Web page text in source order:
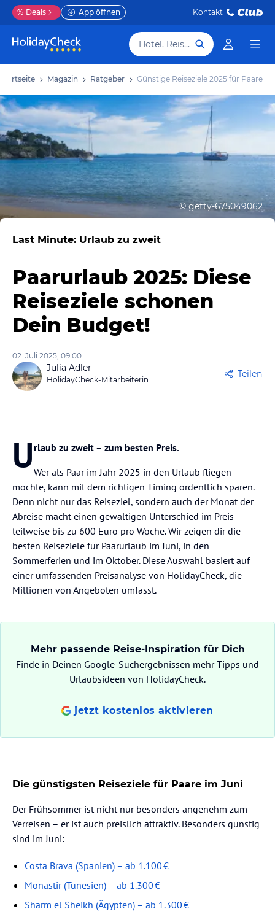
% Deals App öffnen Kontakt
Hotel, Reiseziel
Startseite Magazin Ratgeber Günstige Reiseziele 2025 für Paare
©getty-675049062
Last Minute: Urlaub zu zweit
Paarurlaub 2025: Diese
Reiseziele schonen
Dein Budget!
02. Juli 2025, 09:00
Julia Adler
HolidayCheck-Mitarbeiterin
Teilen
Urlaub zu zweit – zum besten Preis.
Wer als Paar im Jahr 2025 in den Urlaub fliegen
möchte, kann mit dem richtigen Timing ordentlich sparen.
Denn nicht nur das Reiseziel, sondern auch der Monat der
Abreise macht einen gewaltigen Unterschied im Preis –
teilweise bis zu 600 Euro pro Woche. Wir zeigen dir die
besten Reiseziele für Paarurlaub im Juni, in den
Sommerferien und im Oktober. Diese Auswahl basiert auf
einer umfassenden Preisanalyse von HolidayCheck, die
Millionen von Angeboten umfasst.
Mehr passende Reise-Inspiration für Dich
Finde in Deinen Google-Suchergebnissen mehr Tipps und
Urlaubsideen von HolidayCheck.
jetzt kostenlos aktivieren
Die günstigsten Reiseziele für Paare im Juni
Der Frühsommer ist nicht nur besonders angenehm zum
Verreisen – er ist auch preislich attraktiv. Besonders günstig
sind im Juni:
Costa Brava (Spanien) – ab 1.100 €
Monastir (Tunesien) – ab 1.300 €
Sharm el Sheikh (Ägypten) – ab 1.300 €